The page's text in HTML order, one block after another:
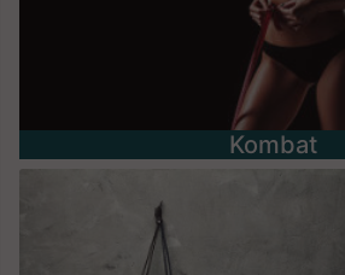
Kombat